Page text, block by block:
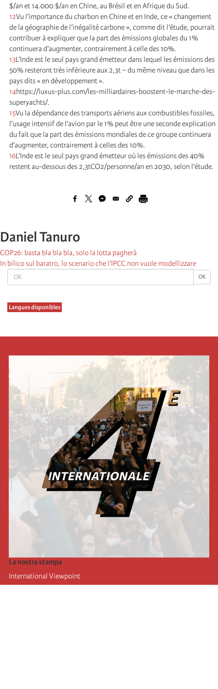
OK OK
Langues disponibles
$/an et 14.000 $/an en Chine, au Brésil et en Afrique du Sud.
12Vu l’importance du charbon en Chine et en Inde, ce « changement
de la géographie de l’inégalité carbone », comme dit l’étude, pourrait
contribuer à expliquer que la part des émissions globales du 1%
continuera d’augmenter, contrairement à celle des 10%.
13L’Inde est le seul pays grand émetteur dans lequel les émissions des
50% resteront très inférieure aux 2,3t – du même niveau que dans les
pays dits « en développement ».
14https://luxus-plus.com/les-milliardaires-boostent-le-marche-des-
superyachts/.
15Vu la dépendance des transports aériens aux combustibles fossiles,
l’usage intensif de l’avion par le 1% peut être une seconde explication
du fait que la part des émissions mondiales de ce groupe continuera
d’augmenter, contrairement à celles des 10%.
16L’Inde est le seul pays grand émetteur où les émissions des 40%
restent au-dessous des 2,3tCO2/personne/an en 2030, selon l’étude.
Daniel Tanuro
COP26: basta bla bla bla, solo la lotta pagherà
In bilico sul baratro, lo scenario che l’IPCC non vuole modellizzare
La nostra stampa
International Viewpoint